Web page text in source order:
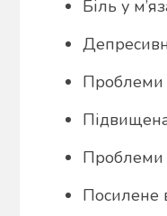
Біль у
Проблеми
Підвищена
Проблеми
Посилене